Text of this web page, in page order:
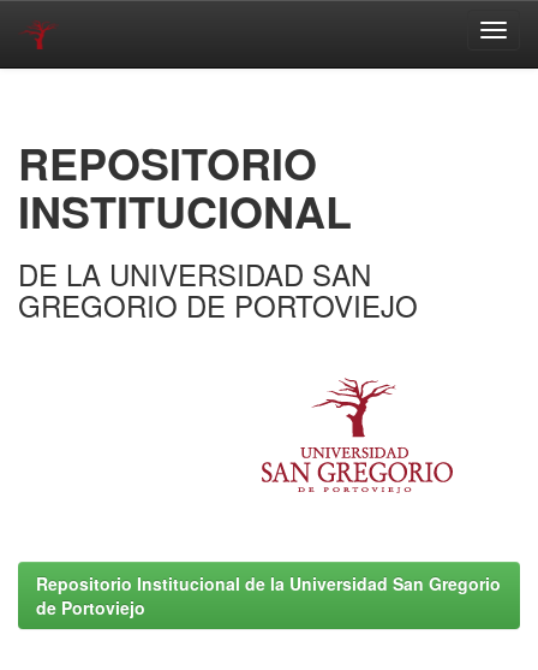
REPOSITORIO
INSTITUCIONAL
DE LA UNIVERSIDAD SAN
GREGORIO DE PORTOVIEJO
Repositorio Institucional de la Universidad San Gregorio
de Portoviejo